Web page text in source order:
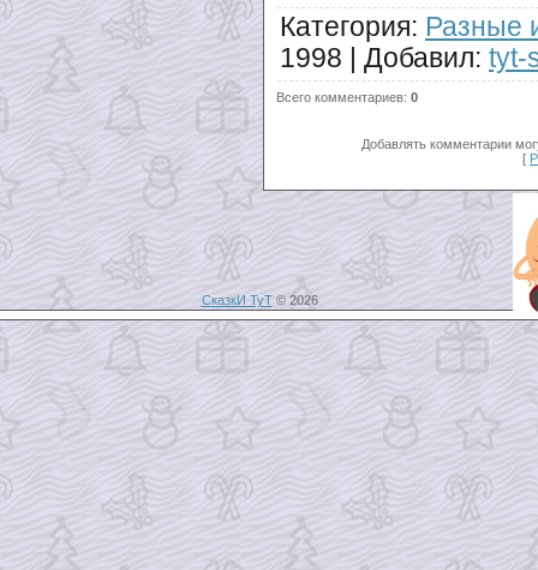
Категория: Разные
1998
Добавил: tyt-
Всего комментариев: 0
Добавлять комментарии
[
СказкИ ТуТ© 2026